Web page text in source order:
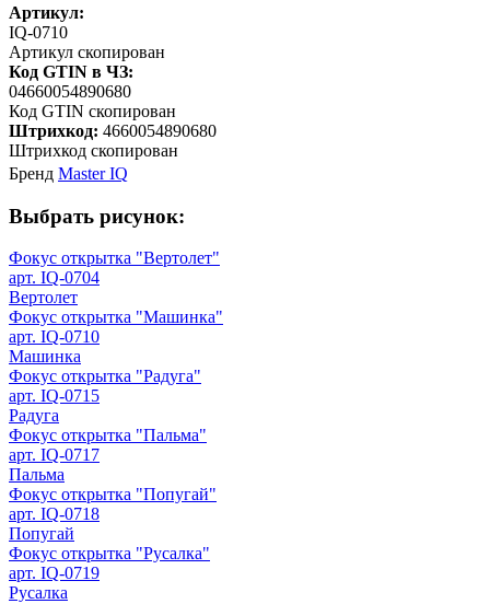
Артикул:
IQ-0710
Артикул скопирован
Код GTIN в ЧЗ:
04660054890680
Код GTIN скопирован
Штрихкод: 4660054890680
Штрихкод скопирован
Бренд Master IQ
Выбрать рисунок:
Фокус открытка "Вертолет"
арт. IQ-0704
Вертолет
Фокус открытка "Машинка"
арт. IQ-0710
Машинка
Фокус открытка "Радуга"
арт. IQ-0715
Радуга
Фокус открытка "Пальма"
арт. IQ-0717
Пальма
Фокус открытка "Попугай"
арт. IQ-0718
Попугай
Фокус открытка "Русалка"
арт. IQ-0719
Русалка